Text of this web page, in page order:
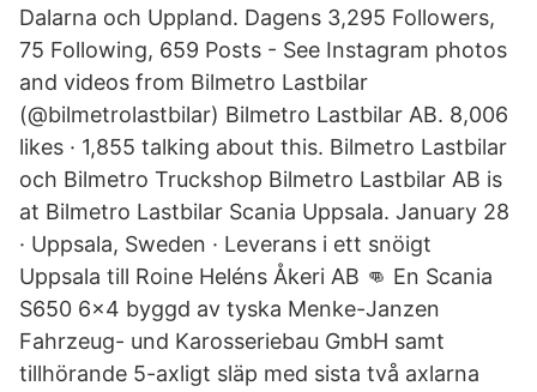
Dalarna och Uppland. Dagens 3,295 Followers,
75 Following, 659 Posts - See Instagram photos
and videos from Bilmetro Lastbilar
(@bilmetrolastbilar) Bilmetro Lastbilar AB. 8,006
likes · 1,855 talking about this. Bilmetro Lastbilar
och Bilmetro Truckshop Bilmetro Lastbilar AB is
at Bilmetro Lastbilar Scania Uppsala. January 28
· Uppsala, Sweden · Leverans i ett snöigt
Uppsala till Roine Heléns Åkeri AB 👊 En Scania
S650 6x4 byggd av tyska Menke-Janzen
Fahrzeug- und Karosseriebau GmbH samt
tillhörande 5-axligt släp med sista två axlarna